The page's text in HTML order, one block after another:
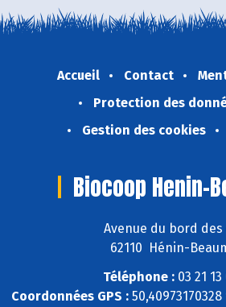
Accueil Contact
Protection des
Gestion des cookies
Biocoop Henin-
Avenue du bord des
62110 Hénin-
Téléphone : 03 21
Coordonnées GPS :